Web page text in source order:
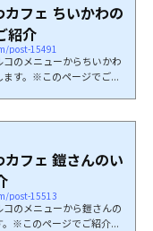
フェ ちいかわの
紹介
post-15491
のメニューからちいかわ
ます。※このページでご...
フェ 鎧さんのい
post-15513
のメニューから鎧さんの
。※このページでご紹介...